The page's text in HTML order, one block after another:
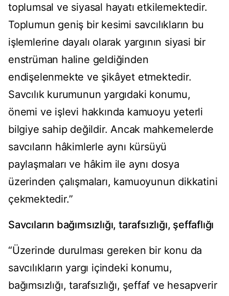
toplumsal ve siyasal hayatı etkilemektedir.
Toplumun geniş bir kesimi savcılıkların bu
işlemlerine dayalı olarak yargının siyasi bir
enstrüman haline geldiğinden
endişelenmekte ve şikâyet etmektedir.
Savcılık kurumunun yargıdaki konumu,
önemi ve işlevi hakkında kamuoyu yeterli
bilgiye sahip değildir. Ancak mahkemelerde
savcıların hâkimlerle aynı kürsüyü
paylaşmaları ve hâkim ile aynı dosya
üzerinden çalışmaları, kamuoyunun dikkatini
çekmektedir.”
Savcıların bağımsızlığı, tarafsızlığı, şeffaflığı
“Üzerinde durulması gereken bir konu da
savcılıkların yargı içindeki konumu,
bağımsızlığı, tarafsızlığı, şeffaf ve hesapverir